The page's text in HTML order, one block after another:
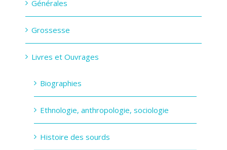
Générales
Grossesse
Livres et Ouvrages
Biographies
Ethnologie, anthropologie, sociologie
Histoire des sourds